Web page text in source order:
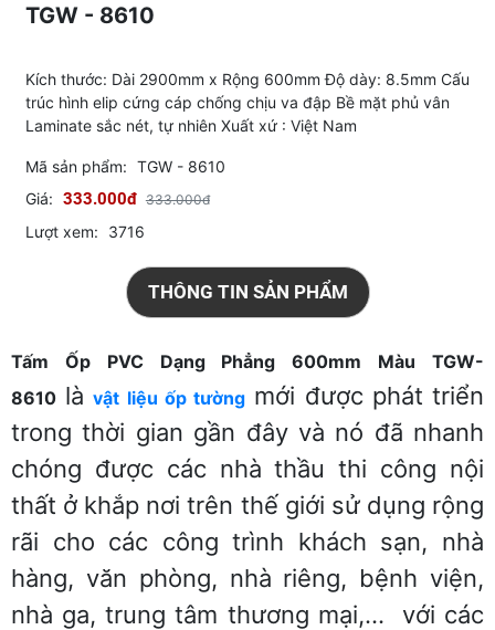
TGW - 8610
Kích thước: Dài 2900mm x Rộng 600mm Độ dày: 8.5mm Cấu
trúc hình elip cứng cáp chống chịu va đập Bề mặt phủ vân
Laminate sắc nét, tự nhiên Xuất xứ : Việt Nam
Mã sản phẩm: TGW - 8610
Giá: 333.000đ 333.000đ
Lượt xem: 3716
THÔNG TIN SẢN PHẨM
Tấm Ốp PVC Dạng Phẳng 600mm Màu TGW-
8610 làvật liệu ốp tường mới được phát triển
trong thời gian gần đây và nó đã nhanh
chóng được các nhà thầu thi công nội
thất ở khắp nơi trên thế giới sử dụng rộng
rãi cho các công trình khách sạn, nhà
hàng, văn phòng, nhà riêng, bệnh viện,
nhà ga, trung tâm thương mại,… với các